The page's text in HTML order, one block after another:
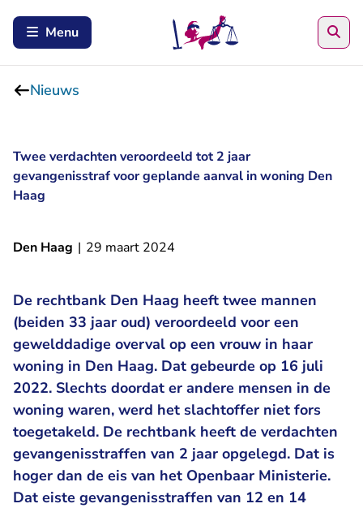
Menu
Nieuws
Twee verdachten veroordeeld tot 2 jaar
gevangenisstraf voor geplande aanval in woning Den
Haag
Den Haag | 29 maart 2024
De rechtbank Den Haag heeft twee mannen
(beiden 33 jaar oud) veroordeeld voor een
gewelddadige overval op een vrouw in haar
woning in Den Haag. Dat gebeurde op 16 juli
2022. Slechts doordat er andere mensen in de
woning waren, werd het slachtoffer niet fors
toegetakeld. De rechtbank heeft de verdachten
gevangenisstraffen van 2 jaar opgelegd. Dat is
hoger dan de eis van het Openbaar Ministerie.
Dat eiste gevangenisstraffen van 12 en 14